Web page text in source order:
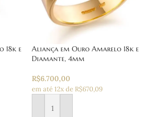
18k e
Aliança em Ouro Amarelo 18k e
Diamante, 4mm
R$6.700,00
em até 12x de R$670,09
Adicionar ao carrinho